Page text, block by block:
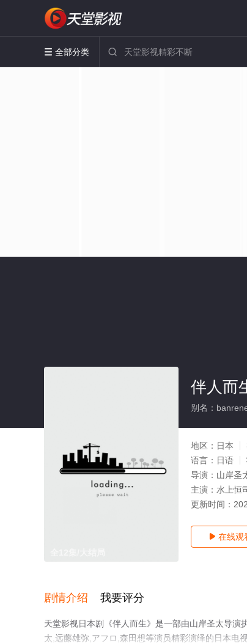
 全部分类 
伴人而
别名：
地区： 日本
语言： 日语
导演： 山岸圣
主演： 水上恒
更新时间：
 在线观
剧情介绍 我要评分
天堂影视日本剧《伴人而生》是一部由山岸圣太导
太,远藤雄弥,アフロ,森田想等演员精彩演绎的日本电